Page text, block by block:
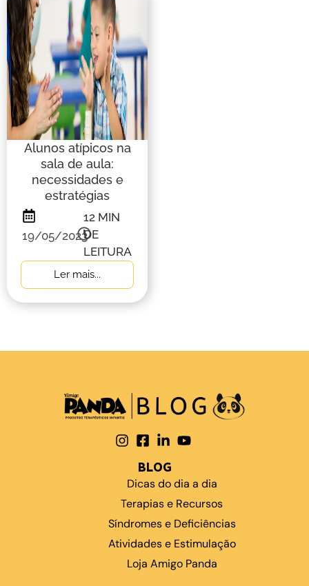
Alunos atípicos na
sala de aula:
necessidades e
estratégias
19/05/2023
12 MIN
DE
LEITURA
Ler mais...
BLOG
Dicas do dia a dia
Terapias e Recursos
Síndromes e Deficiências
Atividades e Estimulação
Loja Amigo Panda